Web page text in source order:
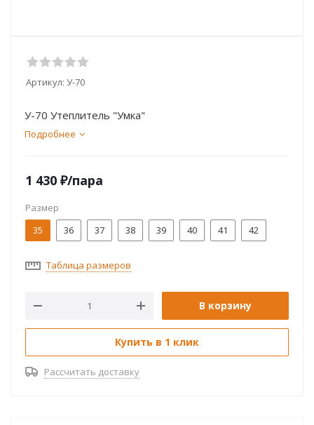
Артикул: У-70
У-70 Утеплитель "Умка"
Подробнее
1 430 ₽/пара
Размер
35
36 37 38 39 40 41 42
Таблица размеров
В корзину
Купить в 1 клик
Рассчитать доставку